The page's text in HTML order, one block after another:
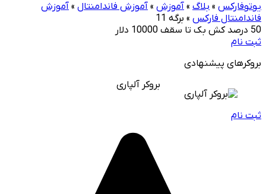
یوتوفارکس » بلاگ » آموزش » آموزش فاندامنتال » آموزش
فاندامنتال فارکس » برگه 11
50 درصد کش بک تا سقف 10000 دلار
ثبت نام
بروکرهای پیشنهادی
بروکر آلپاری
ثبت نام